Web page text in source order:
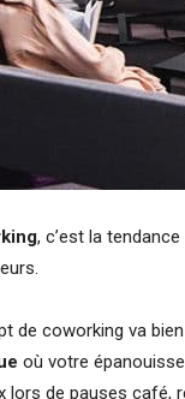
, c’est la
de coworking va
où votre
lors de pauses café,